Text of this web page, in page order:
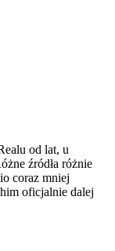
od lat, u
źródła różnie
coraz mniej
oficjalnie dalej